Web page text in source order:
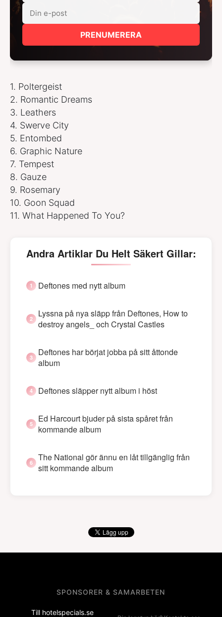
PRENUMERERA
1. Poltergeist
2. Romantic Dreams
3. Leathers
4. Swerve City
5. Entombed
6. Graphic Nature
7. Tempest
8. Gauze
9. Rosemary
10. Goon Squad
11. What Happened To You?
Andra Artiklar Du Helt Säkert Gillar:
Deftones med nytt album
Lyssna på nya släpp från Deftones, How to
destroy angels_ och Crystal Castles
Deftones har börjat jobba på sitt åttonde
album
Deftones släpper nytt album i höst
Ed Harcourt bjuder på sista spåret från
kommande album
The National gör ännu en låt tillgänglig från
sitt kommande album
SPONSORER & SAMARBETEN
Till hotelspecials.se